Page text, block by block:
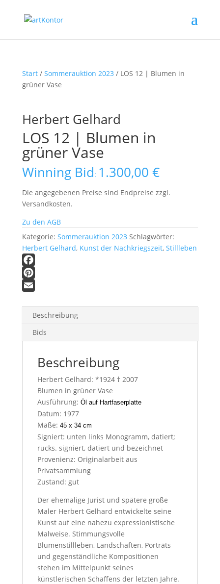
Start/ Sommerauktion 2023/ LOS 12 | Blumen in
grüner Vase
Herbert Gelhard
LOS 12 | Blumen in
grüner Vase
Winning Bid: 1.300,00 €
Die angegebenen Preise sind Endpreise zzgl.
Versandkosten.
Zu den AGB
Kategorie: Sommerauktion 2023 Schlagwörter:
Herbert Gelhard, Kunst der Nachkriegszeit, Stillleben
F
a
b
P
t
a
Beschreibung
Bids
Beschreibung
Herbert Gelhard: *1924 † 2007
Blumen in grüner Vase
Ausführung: Öl auf Hartfaserplatte
Datum: 1977
Maße: 45 x 34 cm
Signiert: unten links Monogramm, datiert;
rücks. signiert, datiert und bezeichnet
Provenienz: Originalarbeit aus
Privatsammlung
Zustand: gut
Der ehemalige Jurist und spätere große
Maler Herbert Gelhard entwickelte seine
Kunst auf eine nahezu expressionistische
Malweise. Stimmungsvolle
Blumenstillleben, Landschaften, Porträts
und gegenständliche Kompositionen
stehen im Mittelpunkt seines
künstlerischen Schaffens der letzten Jahre.